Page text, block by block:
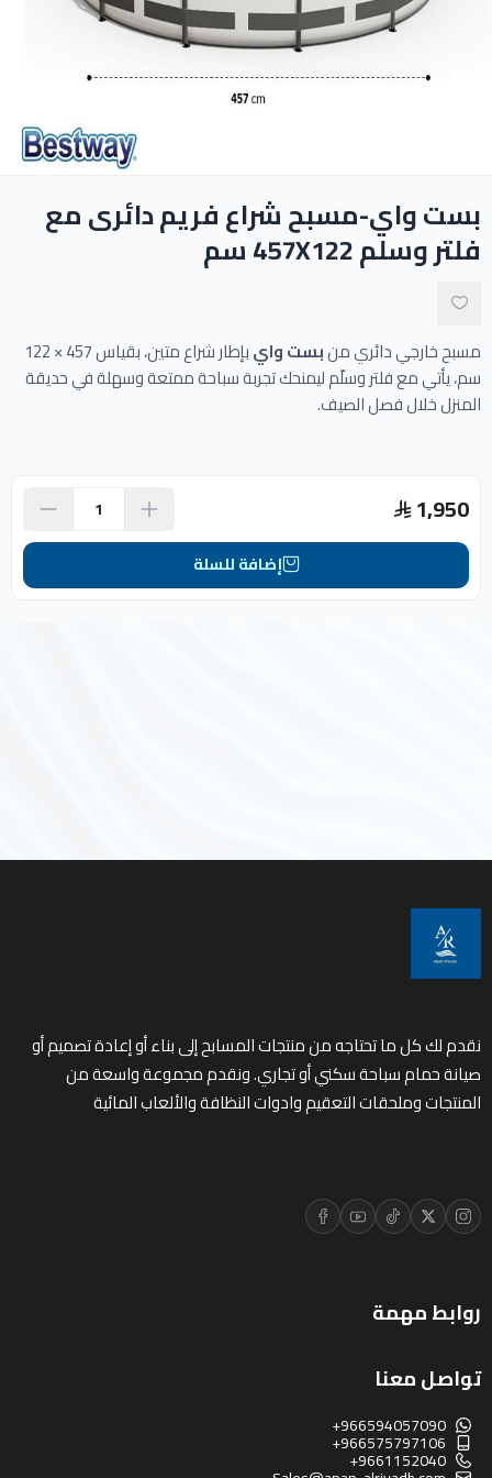
المقالات
خدماتنا
بست واي-مسبح شراع فريم دائرى مع
فلتر وسلم 457X122 سم
مسبح خارجي دائري منبست واي
بإطار شراع متين، بقياس 457 × 122
سم، يأتي مع فلتر وسلّم ليمنحك تجربة سباحة ممتعة وسهلة في حديقة
المنزل خلال فصل الصيف.
1,950
إضافة للسلة
نقدم لك كل ما تحتاجه من منتجات المسابح إلى بناء أو إعادة تصميم أو
صيانة حمام سباحة سكني أو تجاري. ونقدم مجموعة واسعة من
المنتجات وملحقات التعقيم وادوات النظافة والألعاب المائية
روابط مهمة
تواصل معنا
+966594057090
+966575797106
+9661152040